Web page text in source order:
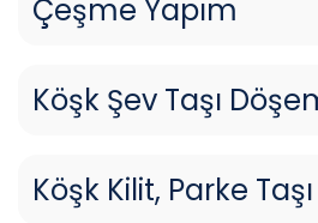
Çeşme Yapım
Köşk Şev Taşı
Köşk Kilit, Parke